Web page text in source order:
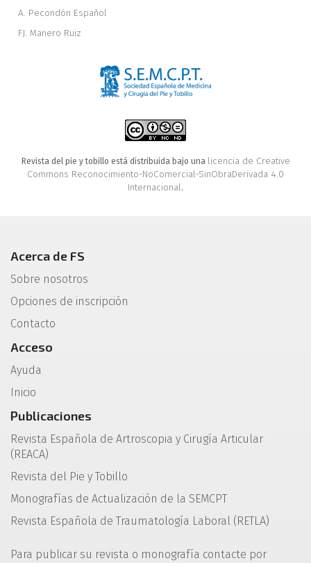
A. Pecondón Español
FJ. Manero Ruiz
Revista del pie y tobillo está distribuida bajo una licencia de Creative
Commons Reconocimiento-NoComercial-SinObraDerivada 4.0
Internacional.
Acerca de FS
Sobre nosotros
Opciones de inscripción
Contacto
Acceso
Ayuda
Inicio
Publicaciones
Revista Española de Artroscopia y Cirugía Articular
(REACA)
Revista del Pie y Tobillo
Monografías de Actualización de la SEMCPT
Revista Española de Traumatología Laboral (RETLA)
Para publicar su revista o monografía contacte por